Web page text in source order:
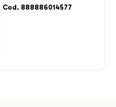
Cod. 888886014577